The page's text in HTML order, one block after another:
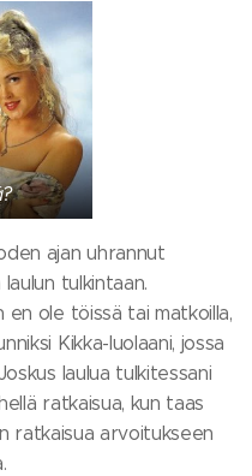
ajan uhrannut
tulkintaan.
en ole töissä tai matkoilla,
Kikka-luolaani, jossa
laulua tulkitessani
ratkaisua, kun taas
ratkaisua arvoitukseen